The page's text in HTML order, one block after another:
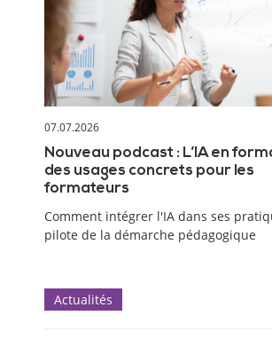
07.07.2026
Nouveau podcast : L’IA en
des usages concrets pour les
formateurs
Comment intégrer l'IA dans ses
pilote de la démarche pédagogique
Actualités